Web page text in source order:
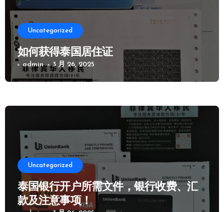
Uncategorized
如何获得泰国居住证
admin 3 月 26, 2025
Uncategorized
泰国银行开户所需文件，银行收费、汇
款及注意事项！